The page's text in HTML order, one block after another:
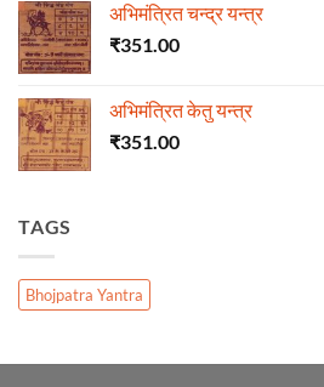
अभिमंत्रित चन्द्र यन्त्र
₹351.00
अभिमंत्रित केतु यन्त्र
₹351.00
TAGS
Bhojpatra Yantra